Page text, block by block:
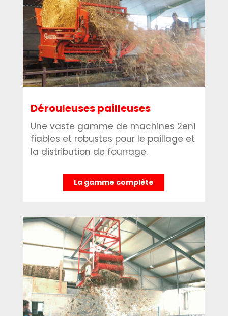
Dérouleuses pailleuses
Une vaste gamme de machines 2en1
fiables et robustes pour le paillage et
la distribution de fourrage.
La gamme complète